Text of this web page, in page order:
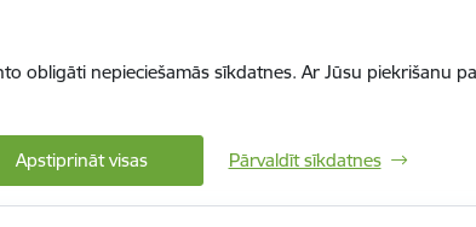
obligāti nepieciešamās sīkdatnes. Ar Jūsu piekrišanu
Apstiprināt visas Pārvaldīt sīkdatnes